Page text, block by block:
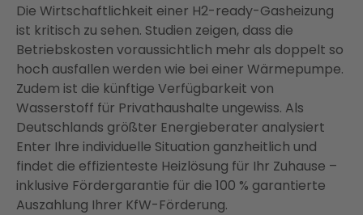
Die Wirtschaftlichkeit einer H2-ready-Gasheizung
ist kritisch zu sehen. Studien zeigen, dass die
Betriebskosten voraussichtlich mehr als doppelt so
hoch ausfallen werden wie bei einer Wärmepumpe.
Zudem ist die künftige Verfügbarkeit von
Wasserstoff für Privathaushalte ungewiss. Als
Deutschlands größter Energieberater analysiert
Enter Ihre individuelle Situation ganzheitlich und
findet die effizienteste Heizlösung für Ihr Zuhause –
inklusive Fördergarantie für die 100 % garantierte
Auszahlung Ihrer KfW-Förderung.